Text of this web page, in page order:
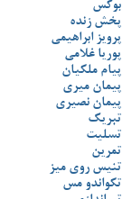
بوکس
پخش زنده
پرویز ابراهیمی
پوریا غلامی
پیام ملکیان
پیمان میری
پیمان نصیری
تبریک
تسلیت
تمرین
تنیس روی میز
تکواندو مس